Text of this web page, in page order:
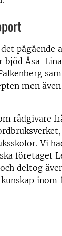
bjöd Åsa-
men
rådgivare
Vi
företaget
deltog